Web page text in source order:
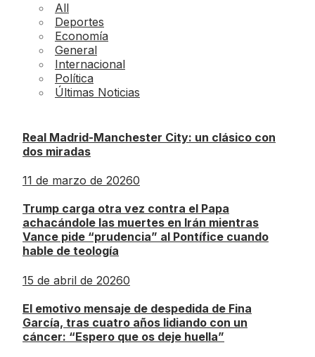
All
Deportes
Economía
General
Internacional
Política
Últimas Noticias
Real Madrid-Manchester City: un clásico con
dos miradas
11 de marzo de 20260
Trump carga otra vez contra el Papa
achacándole las muertes en Irán mientras
Vance pide “prudencia” al Pontífice cuando
hable de teología
15 de abril de 20260
El emotivo mensaje de despedida de Fina
García, tras cuatro años lidiando con un
cáncer: “Espero que os deje huella”